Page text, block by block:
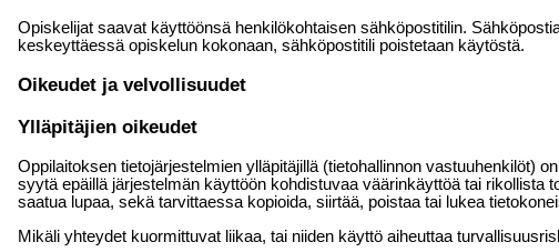
Opiskelijat saavat käyttöönsä henkilökohtaisen sähköpostitilin.
keskeyttäessä opiskelun kokonaan, sähköpostitili poistetaan käytöstä.
Oikeudet ja velvollisuudet
Ylläpitäjien oikeudet
Oppilaitoksen tietojärjestelmien ylläpitäjillä (tietohallinnon vastuuhenkilöt)
syytä epäillä järjestelmän käyttöön kohdistuvaa väärinkäyttöä tai rikollista
saatua lupaa, sekä tarvittaessa kopioida, siirtää, poistaa tai lukea
Mikäli yhteydet kuormittuvat liikaa, tai niiden käyttö aiheuttaa